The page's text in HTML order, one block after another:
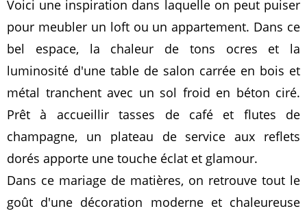
Voici une inspiration dans laquelle on peut puiser
pour meubler un loft ou un appartement. Dans ce
bel espace, la chaleur de tons ocres et la
luminosité d'une table de salon carrée en bois et
métal tranchent avec un sol froid en béton ciré.
Prêt à accueillir tasses de café et flutes de
champagne, un plateau de service aux reflets
dorés apporte une touche éclat et glamour.
Dans ce mariage de matières, on retrouve tout le
goût d'une décoration moderne et chaleureuse